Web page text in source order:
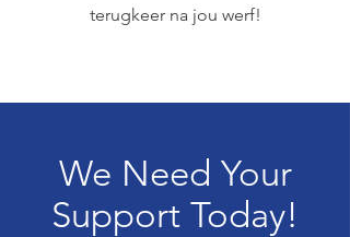
terugkeer na jou werf!
We Need Your
Support Today!